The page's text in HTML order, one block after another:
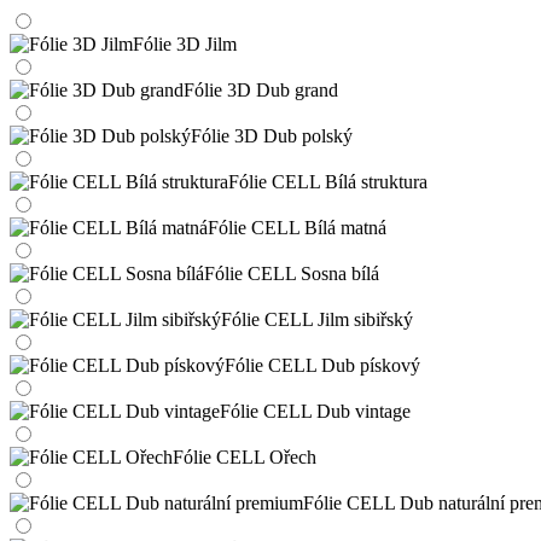
Fólie 3D Jilm
Fólie 3D Dub grand
Fólie 3D Dub polský
Fólie CELL Bílá struktura
Fólie CELL Bílá matná
Fólie CELL Sosna bílá
Fólie CELL Jilm sibiřský
Fólie CELL Dub pískový
Fólie CELL Dub vintage
Fólie CELL Ořech
Fólie CELL Dub naturální